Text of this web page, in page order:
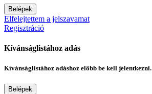
Belépek
Elfelejtettem a jelszavamat
Regisztráció
Kívánságlistához adás
Kívánságlistához adáshoz előbb be kell jelentkezni.
Belépek